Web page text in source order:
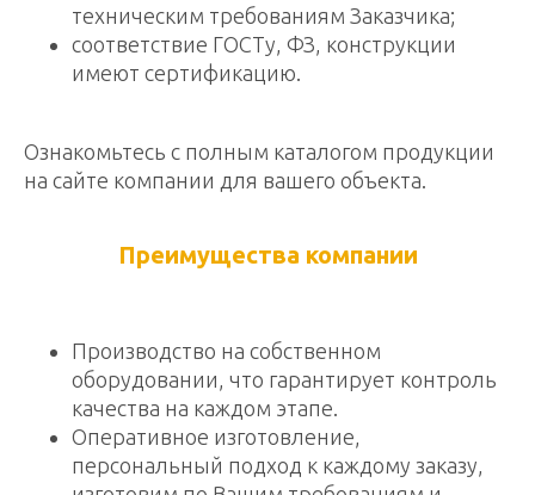
техническим требованиям Заказчика;
соответствие ГОСТу, ФЗ, конструкции
имеют сертификацию.
Ознакомьтесь с полным каталогом продукции
на сайте компании для вашего объекта.
Преимущества компании
Производство на собственном
оборудовании, что гарантирует контроль
качества на каждом этапе.
Оперативное изготовление,
персональный подход к каждому заказу,